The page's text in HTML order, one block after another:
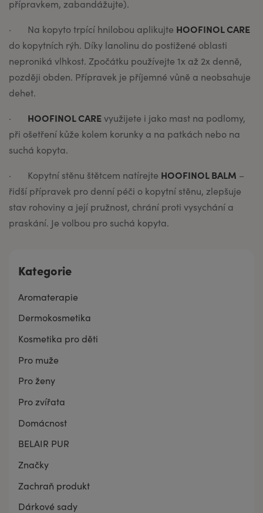
přípravkem, zabandážujte).
· Na kopyto trpící hnilobou aplikujte HOOFINOL CARE
do kopytních rýh. Díky lanolinu do postižené oblasti
neproniká vlhkost. Zpočátku používejte 1x až 2x denně,
později obden. Přípravek je příjemné vůně a neobsahuje
dehet.
· HOOFINOL CAREvyužijete i jako mast na podlomy,
při ošetření kůže kolem korunky a na patkách nebo na
suchá kopyta.
· Kopytní stěnu štětcem natírejte HOOFINOL BALM –
řidší přípravek pro denní péči o kopytní stěnu, zlepšuje
stav rohoviny a její pružnost, chrání proti vysychání a
praskání. Je volbou pro suchá kopyta.
Kategorie
Aromaterapie
Dermokosmetika
Kosmetika pro děti
Pro muže
Pro ženy
Pro zvířata
Domácnost
BELAIR PUR
Značky
Zachraň produkt
Dárkové sady